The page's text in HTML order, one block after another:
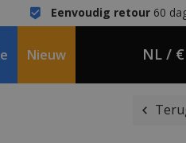
Eenvoudig retour60
Nieuw NL / €